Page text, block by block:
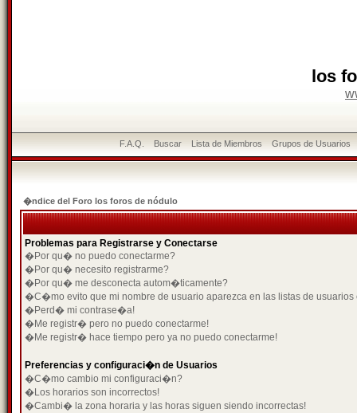
los
F.A.Q. Buscar Lista de Miembros Grupos de Usuarios
�ndice del Foro los foros de nódulo
Problemas para Registrarse y Conectarse
�Por qu� no puedo conectarme?
�Por qu� necesito registrarme?
�Por qu� me desconecta autom�ticamente?
�C�mo evito que mi nombre de usuario aparezca en las listas de usuarios
�Perd� mi contrase�a!
�Me registr� pero no puedo conectarme!
�Me registr� hace tiempo pero ya no puedo conectarme!
Preferencias y configuraci�n de Usuarios
�C�mo cambio mi configuraci�n?
�Los horarios son incorrectos!
�Cambi� la zona horaria y las horas siguen siendo incorrectas!